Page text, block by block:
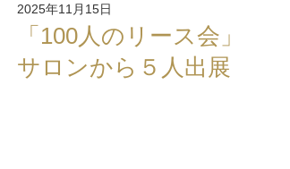
2025年11月15日
「100人のリース会」
サロンから５人出展